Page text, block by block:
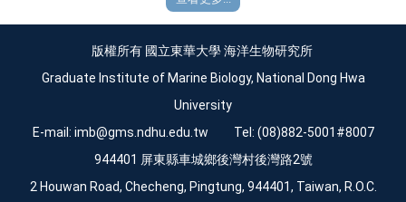
版權所有 國立東華大學 海洋生物研究所
Graduate Institute of Marine Biology, National Dong Hwa
University
E-mail: imb@gms.ndhu.edu.tw Tel: (08)882-5001#8007
944401 屏東縣車城鄉後灣村後灣路2號
2 Houwan Road, Checheng, Pingtung, 944401, Taiwan, R.O.C.